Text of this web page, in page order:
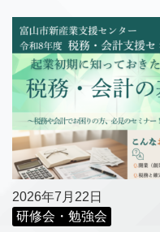
2026年7月22日
研修会・勉強会